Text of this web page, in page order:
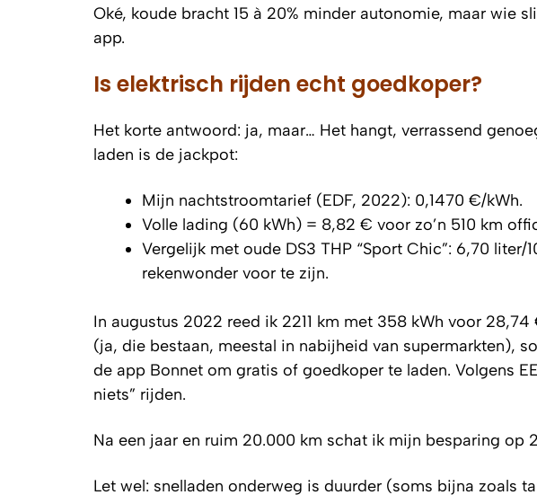
Oké, koude bracht 15 à 20% minder autonomie, maar wie
app.
Is elektrisch rijden echt goedkoper?
Het korte antwoord: ja, maar… Het hangt, verrassend
laden is de jackpot:
Mijn nachtstroomtarief (EDF, 2022): 0,1470 €/kWh.
Volle lading (60 kWh) = 8,82 € voor zo’n 510 km
Vergelijk met oude DS3 THP “Sport Chic”: 6,70
rekenwonder voor te zijn.
In augustus 2022 reed ik 2211 km met 358 kWh voor
(ja, die bestaan, meestal in nabijheid van supermarkten),
de app Bonnet om gratis of goedkoper te laden. Volgens
niets” rijden.
Na een jaar en ruim 20.000 km schat ik mijn besparing op
Let wel: snelladen onderweg is duurder (soms bijna zoals